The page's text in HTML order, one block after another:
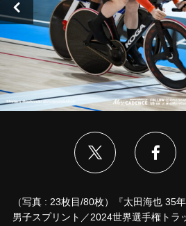
（写真 : 23枚目/80枚）『太田海也 35
男子スプリント／2024世界選手権トラ